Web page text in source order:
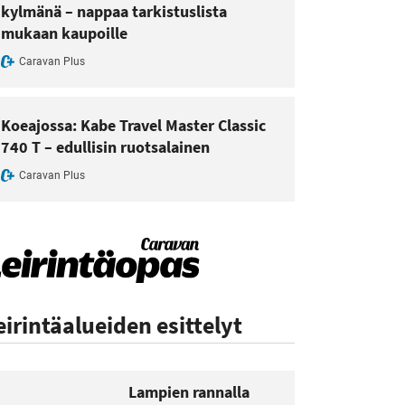
kylmänä – nappaa tarkistuslista
mukaan kaupoille
Caravan Plus
Koeajossa: Kabe Travel Master Classic
740 T – edullisin ruotsalainen
Caravan Plus
esittelyt
Lampien rannalla